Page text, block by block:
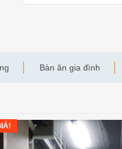
Bàn ăn gia đình